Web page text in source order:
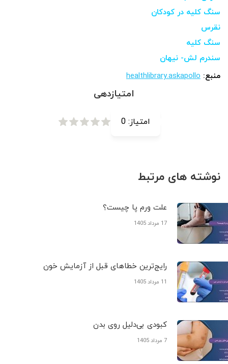
سنگ کلیه در کودکان
نقرس
سنگ کلیه
سندرم لش- نیهان
منبع: healthlibrary.askapollo
امتیازدهی
امتیاز: 0
نوشته های مرتبط
علت ورم پا چیست؟
17 مرداد 1405
رایج‌ترین خطاهای قبل از آزمایش خون
11 مرداد 1405
کبودی‌ بی‌دلیل روی بدن
7 مرداد 1405